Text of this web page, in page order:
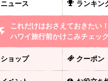
ニュース ランキン
これだけはおさえておきたい！
ハワイ旅行前かけこみチェック
ショップ クーポン